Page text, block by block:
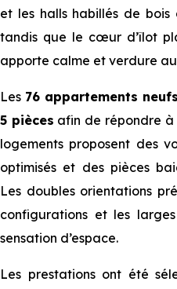
et les halls habillés de
tandis que le cœur d’îlot
apporte calme et verdure
Les 76 appartements
5 pièces afin de répondre à
logements proposent des
optimisés et des pièces
Les doubles orientations
configurations et les
sensation d’espace.
Les prestations ont été